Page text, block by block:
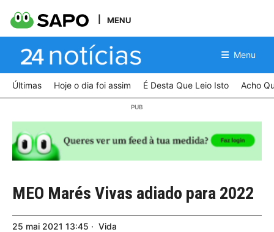
MENU
Menu
Últimas Hoje o dia foi assim É Desta Que Leio Isto Acho
MEO Marés Vivas adiado para 2022
25 mai 2021 13:45 Vida